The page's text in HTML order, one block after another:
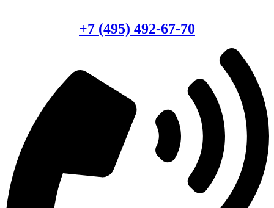
+7 (495) 492-67-70